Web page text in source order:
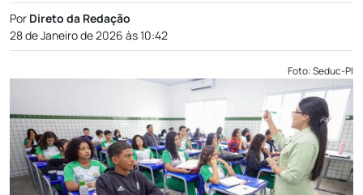
Por Direto da Redação
28 de Janeiro de 2026 às 10:42
Foto: Seduc-PI